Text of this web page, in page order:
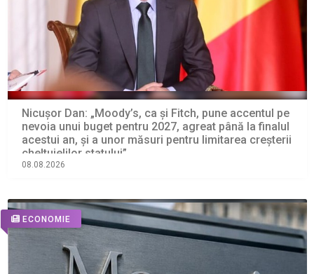
Nicușor Dan: „Moody’s, ca și Fitch, pune accentul pe
nevoia unui buget pentru 2027, agreat până la finalul
acestui an, și a unor măsuri pentru limitarea creșterii
cheltuielilor statului”
08.08.2026
ECONOMIE